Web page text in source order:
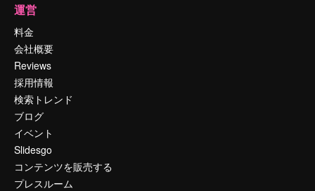
運営
料金
会社概要
Reviews
採用情報
検索トレンド
ブログ
イベント
Slidesgo
コンテンツを販売する
プレスルーム